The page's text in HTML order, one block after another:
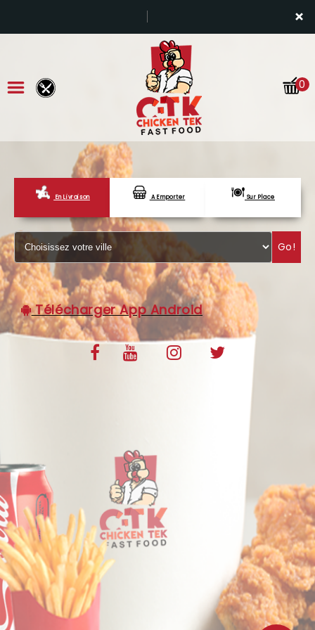
×
LA CARTE
VOTRE COMPTE
NOTRE RESTAURANT
VOS AVIS
MENTIONS LÉGALES
0
En Livraison A Emporter Sur Place
Go!
Télécharger App Android